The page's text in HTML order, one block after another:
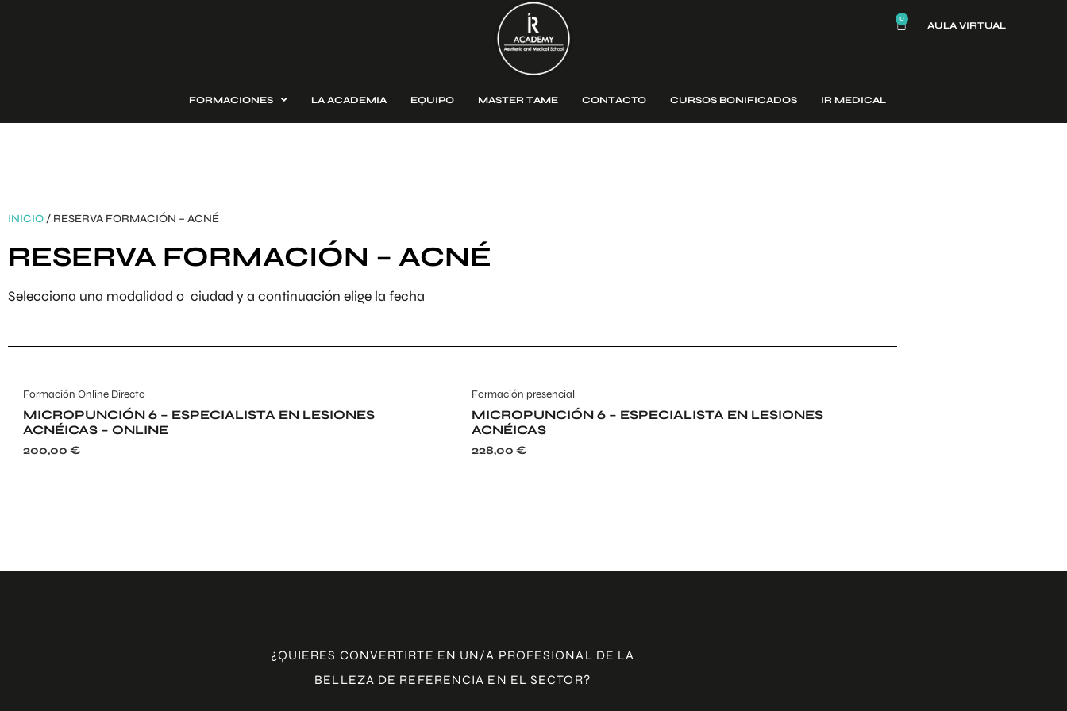
0
AULA VIRTUAL
FORMACIONES LA ACADEMIA EQUIPO MASTER TAME CONTACTO CURSOS BONIFICADOS IR MEDICAL
INICIO / RESERVA FORMACIÓN – ACNÉ
RESERVA FORMACIÓN – ACNÉ
Selecciona una modalidad o ciudad y a continuación elige la fecha
Formación Online Directo
MICROPUNCIÓN 6 – ESPECIALISTA EN LESIONES
ACNÉICAS – ONLINE
200,00€
Formación presencial
MICROPUNCIÓN 6 – ESPECIALISTA EN LESIONES
ACNÉICAS
228,00€
¿QUIERES CONVERTIRTE EN UN/A PROFESIONAL DE LA
BELLEZA DE REFERENCIA EN EL SECTOR?